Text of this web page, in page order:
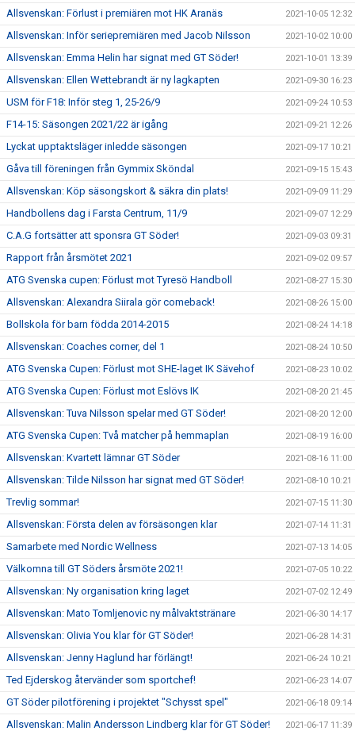
Allsvenskan: Förlust i premiären mot HK Aranäs 2021-10-05 12:32
Allsvenskan: Inför seriepremiären med Jacob Nilsson 2021-10-02 10:00
Allsvenskan: Emma Helin har signat med GT Söder! 2021-10-01 13:39
Allsvenskan: Ellen Wettebrandt är ny lagkapten 2021-09-30 16:23
USM för F18: Inför steg 1, 25-26/9 2021-09-24 10:53
F14-15: Säsongen 2021/22 är igång 2021-09-21 12:26
Lyckat upptaktsläger inledde säsongen 2021-09-17 10:21
Gåva till föreningen från Gymmix Sköndal 2021-09-15 15:43
Allsvenskan: Köp säsongskort & säkra din plats! 2021-09-09 11:29
Handbollens dag i Farsta Centrum, 11/9 2021-09-07 12:29
C.A.G fortsätter att sponsra GT Söder! 2021-09-03 09:31
Rapport från årsmötet 2021 2021-09-02 09:57
ATG Svenska cupen: Förlust mot Tyresö Handboll 2021-08-27 15:30
Allsvenskan: Alexandra Siirala gör comeback! 2021-08-26 15:00
Bollskola för barn födda 2014-2015 2021-08-24 14:18
Allsvenskan: Coaches corner, del 1 2021-08-24 10:50
ATG Svenska Cupen: Förlust mot SHE-laget IK Sävehof 2021-08-23 10:02
ATG Svenska Cupen: Förlust mot Eslövs IK 2021-08-20 21:45
Allsvenskan: Tuva Nilsson spelar med GT Söder! 2021-08-20 12:00
ATG Svenska Cupen: Två matcher på hemmaplan 2021-08-19 16:00
Allsvenskan: Kvartett lämnar GT Söder 2021-08-16 11:00
Allsvenskan: Tilde Nilsson har signat med GT Söder! 2021-08-10 10:21
Trevlig sommar! 2021-07-15 11:30
Allsvenskan: Första delen av försäsongen klar 2021-07-14 11:31
Samarbete med Nordic Wellness 2021-07-13 14:05
Välkomna till GT Söders årsmöte 2021! 2021-07-05 10:22
Allsvenskan: Ny organisation kring laget 2021-07-02 12:49
Allsvenskan: Mato Tomljenovic ny målvaktstränare 2021-06-30 14:17
Allsvenskan: Olivia You klar för GT Söder! 2021-06-28 14:31
Allsvenskan: Jenny Haglund har förlängt! 2021-06-24 10:21
Ted Ejderskog återvänder som sportchef! 2021-06-23 14:07
GT Söder pilotförening i projektet "Schysst spel" 2021-06-18 09:14
Allsvenskan: Malin Andersson Lindberg klar för GT Söder! 2021-06-17 11:39